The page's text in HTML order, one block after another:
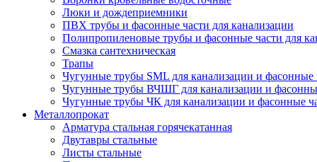
Люки и дождеприемники
ПВХ трубы и фасонные части для канализации
Полипропиленовые трубы и фасонные части для
Смазка сантехническая
Трапы
Чугунные трубы SML для канализации и фасонные
Чугунные трубы ВЧШГ для канализации и
Чугунные трубы ЧК для канализации и фасонные
Металлопрокат
Арматура стальная горячекатанная
Двутавры стальные
Листы стальные